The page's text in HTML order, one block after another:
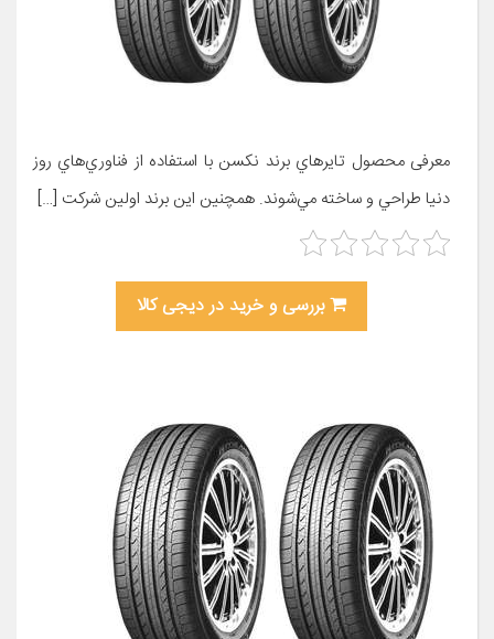
معرفی محصول تايرهاي برند نکسن با استفاده از فناوري‌هاي روز
دنيا طراحي و ساخته مي‌شوند. همچنين اين برند اولين شرکت […]
بررسی و خرید در دیجی کالا